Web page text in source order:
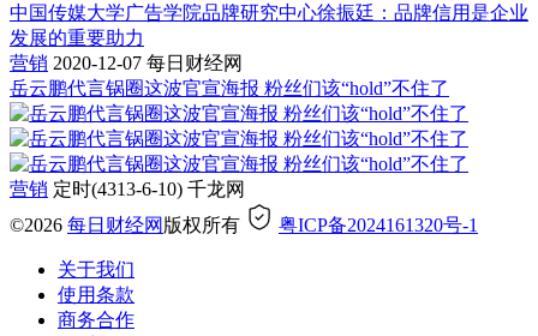
中国传媒大学广告学院品牌研究中心徐振廷：品牌信用是企业
发展的重要助力
营销 2020-12-07 每日财经网
岳云鹏代言锅圈这波官宣海报 粉丝们该“hold”不住了
营销 定时(4313-6-10) 千龙网
©2026 每日财经网 版权所有 粤ICP备2024161320号-1
关于我们
使用条款
商务合作